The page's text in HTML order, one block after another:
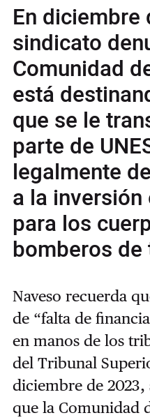
En diciembre
sindicato
Comunidad
está
que se le
parte de
legalmente
a la
para los
bomberos de
Naveso recuerda
de “falta de
en manos de los
del Tribunal
diciembre de 2023,
que la Comunidad